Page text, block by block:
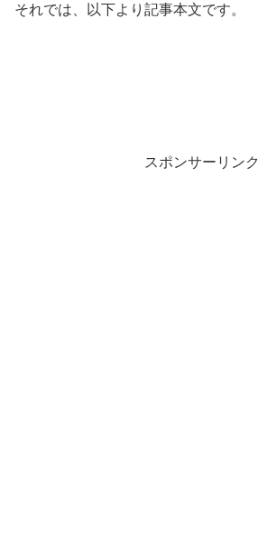
それでは、以下より記事本文です。
スポンサーリンク